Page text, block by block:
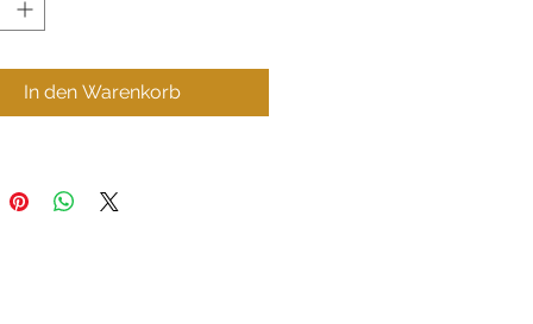
In den Warenkorb